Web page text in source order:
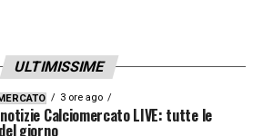
ULTIMISSIME
3 ore ago
Calciomercato LIVE: tutte le
giorno